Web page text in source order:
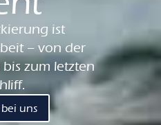
ist
– von der
zum letzten
uns